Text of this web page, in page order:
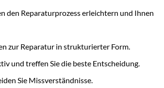
den Reparaturprozess erleichtern und Ihnen
zur Reparatur in strukturierter Form.
und treffen Sie die beste Entscheidung.
Sie Missverständnisse.